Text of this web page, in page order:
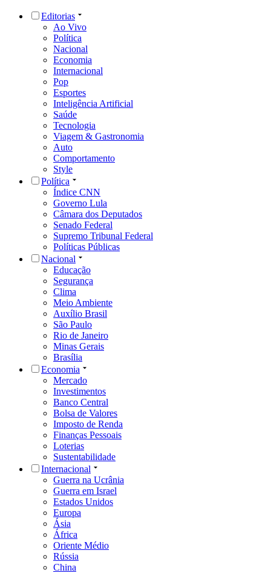
Editorias
Ao Vivo
Política
Nacional
Economia
Internacional
Pop
Esportes
Inteligência Artificial
Saúde
Tecnologia
Viagem & Gastronomia
Auto
Comportamento
Style
Política
Índice CNN
Governo Lula
Câmara dos Deputados
Senado Federal
Supremo Tribunal Federal
Políticas Públicas
Nacional
Educação
Segurança
Clima
Meio Ambiente
Auxílio Brasil
São Paulo
Rio de Janeiro
Minas Gerais
Brasília
Economia
Mercado
Investimentos
Banco Central
Bolsa de Valores
Imposto de Renda
Finanças Pessoais
Loterias
Sustentabilidade
Internacional
Guerra na Ucrânia
Guerra em Israel
Estados Unidos
Europa
Ásia
África
Oriente Médio
Rússia
China